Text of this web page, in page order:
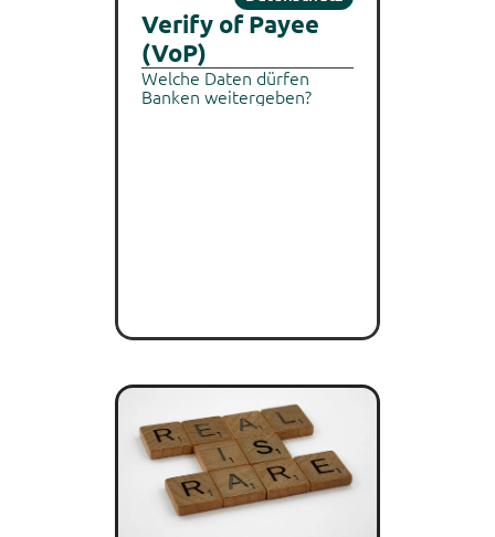
Verify of Payee
(VoP)
Welche Daten dürfen
Banken weitergeben?